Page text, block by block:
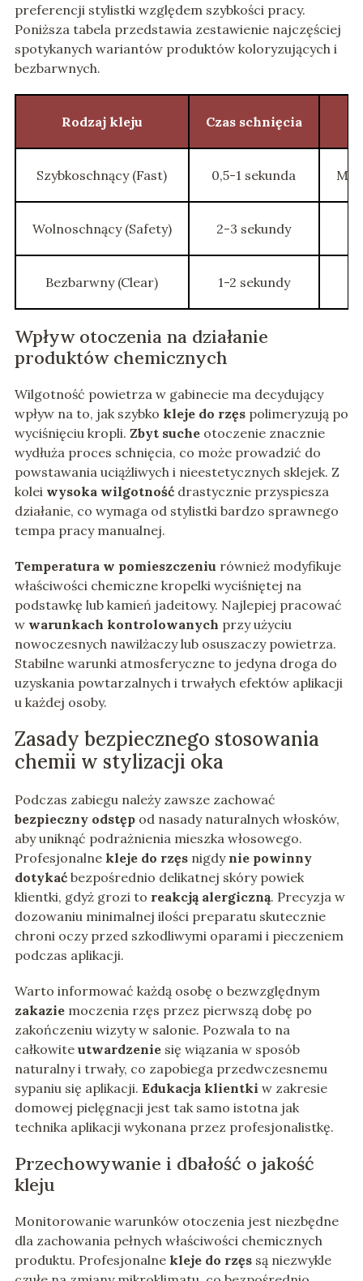
preferencji stylistki względem szybkości pracy.
Poniższa tabela przedstawia zestawienie najczęściej
spotykanych wariantów produktów koloryzujących i
bezbarwnych.
Rodzaj kleju Czas schnięcia
Szybkoschnący (Fast) 0,5-1 sekunda
Wolnoschnący (Safety) 2-3 sekundy
Bezbarwny (Clear) 1-2 sekundy
Wpływ otoczenia na działanie
produktów chemicznych
Wilgotność powietrza w gabinecie ma decydujący
wpływ na to, jak szybko kleje do rzęspolimeryzują po
wyciśnięciu kropli. Zbyt suche otoczenie znacznie
wydłuża proces schnięcia, co może prowadzić do
powstawania uciążliwych i nieestetycznych sklejek. Z
kolei wysoka wilgotnośćdrastycznie przyspiesza
działanie, co wymaga od stylistki bardzo sprawnego
tempa pracy manualnej.
Temperatura w pomieszczeniu również modyfikuje
właściwości chemiczne kropelki wyciśniętej na
podstawkę lub kamień jadeitowy. Najlepiej pracować
w warunkach kontrolowanych przy użyciu
nowoczesnych nawilżaczy lub osuszaczy powietrza.
Stabilne warunki atmosferyczne to jedyna droga do
uzyskania powtarzalnych i trwałych efektów aplikacji
u każdej osoby.
Zasady bezpiecznego stosowania
chemii w stylizacji oka
Podczas zabiegu należy zawsze zachować
bezpieczny odstępod nasady naturalnych włosków,
aby uniknąć podrażnienia mieszka włosowego.
Profesjonalne kleje do rzęsnigdy nie powinny
dotykaćbezpośrednio delikatnej skóry powiek
klientki, gdyż grozi to reakcją alergiczną. Precyzja w
dozowaniu minimalnej ilości preparatu skutecznie
chroni oczy przed szkodliwymi oparami i pieczeniem
podczas aplikacji.
Warto informować każdą osobę o bezwzględnym
zakazie moczenia rzęs przez pierwszą dobę po
zakończeniu wizyty w salonie. Pozwala to na
całkowite utwardzenie się wiązania w sposób
naturalny i trwały, co zapobiega przedwczesnemu
sypaniu się aplikacji. Edukacja klientki w zakresie
domowej pielęgnacji jest tak samo istotna jak
technika aplikacji wykonana przez profesjonalistkę.
Przechowywanie i dbałość o jakość
kleju
Monitorowanie warunków otoczenia jest niezbędne
dla zachowania pełnych właściwości chemicznych
produktu. Profesjonalne kleje do rzęssą niezwykle